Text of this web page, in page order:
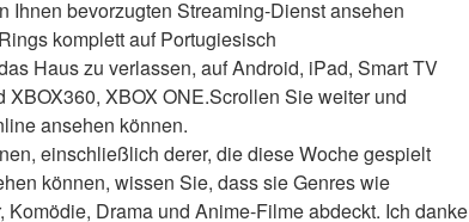
Ihnen bevorzugten Streaming-Dienst ansehen
komplett auf Portugiesisch
Haus zu verlassen, auf Android, iPad, Smart TV
XBOX ONE.Scrollen Sie weiter und
ansehen können.
einschließlich derer, die diese Woche gespielt
können, wissen Sie, dass sie Genres wie
Drama und Anime-Filme abdeckt. Ich danke